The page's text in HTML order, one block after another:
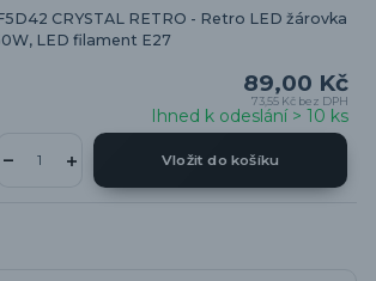
CRYSTAL RETRO - Retro LED žárovka
LED filament E27
89,00 Kč
73,55 Kč bez DPH
Ihned k odeslání > 10 ks
Vložit do košíku